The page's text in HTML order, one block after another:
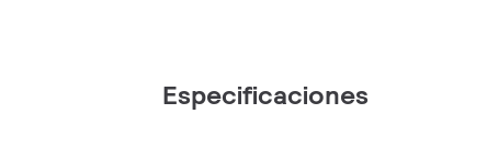
Especificaciones